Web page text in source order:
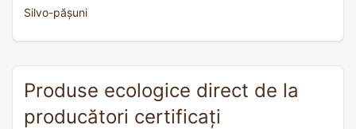
Silvo-pășuni
Produse ecologice direct de la
producători certificați